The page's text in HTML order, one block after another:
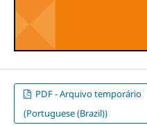
PDF - Arquivo temporário
(Portuguese (Brazil))